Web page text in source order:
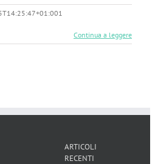
1
Continua a leggere
ARTICOLI
RECENTI